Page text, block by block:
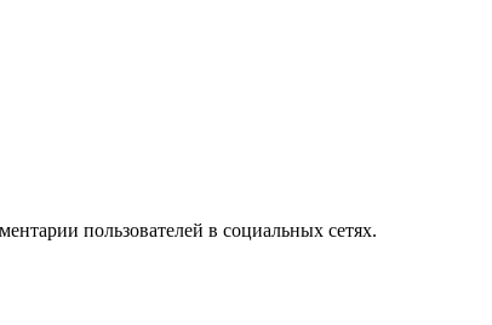
пользователей в социальных сетях.